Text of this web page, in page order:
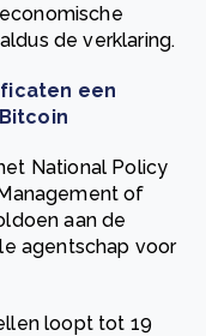
de verklaring.
een
National Policy
of
aan de
agentschap voor
loopt tot 19